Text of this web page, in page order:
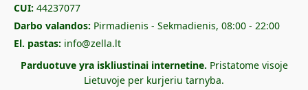
CUI: 44237077
Darbo valandos: Pirmadienis - Sekmadienis, 08:00 - 22:00
El. pastas: info@zella.lt
Parduotuve yra iskliustinai internetine. Pristatome visoje
Lietuvoje per kurjeriu tarnyba.